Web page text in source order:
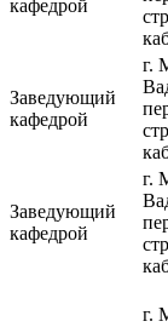
кафедрой
Заведующий
кафедрой
г.
Заведующий
кафедрой
г.
г.